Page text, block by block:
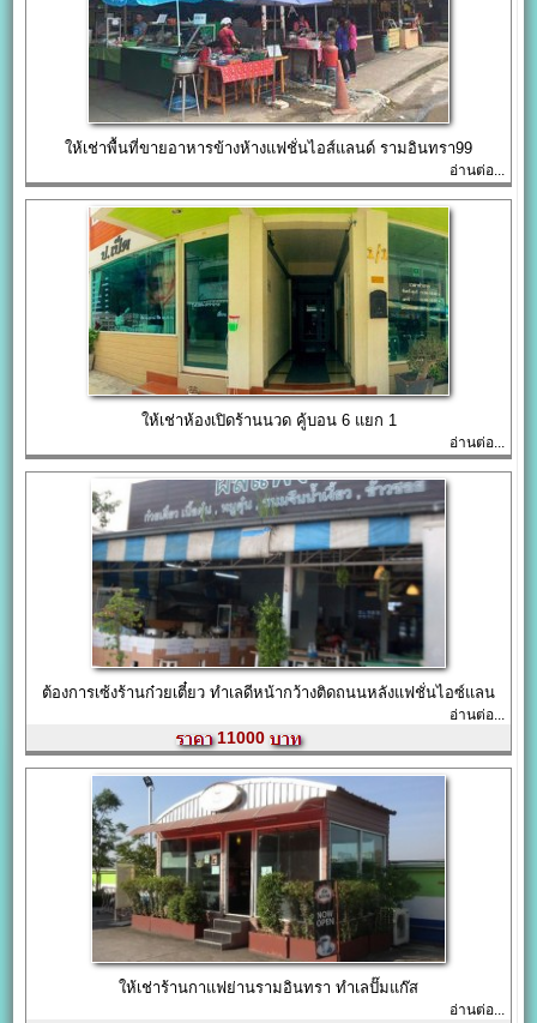
ให้เช่าพื้นที่ขายอาหารข้างห้างแฟชั่นไอส์แลนด์ รามอินทรา99
อ่านต่อ...
ให้เช่าห้องเปิดร้านนวด คู้บอน 6 แยก 1
อ่านต่อ...
ต้องการเซ้งร้านก๋วยเตี๋ยว ทำเลดีหน้ากว้างติดถนนหลังแฟชั่นไอซ์แลน
อ่านต่อ...
11000
ให้เช่าร้านกาแฟย่านรามอินทรา ทำเลปั๊มแก๊ส
อ่านต่อ...